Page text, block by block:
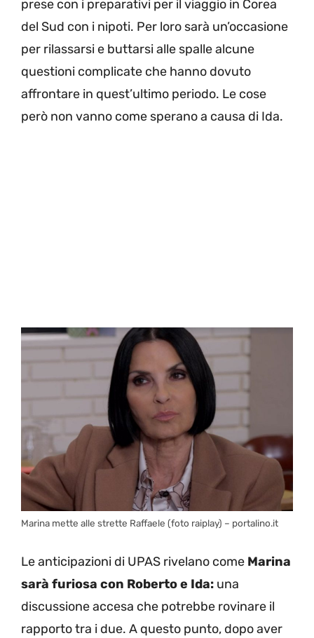
prese con i preparativi per il viaggio in Corea
del Sud con i nipoti. Per loro sarà un’occasione
per rilassarsi e buttarsi alle spalle alcune
questioni complicate che hanno dovuto
affrontare in quest’ultimo periodo. Le cose
però non vanno come sperano a causa di Ida.
Marina mette alle strette Raffaele (foto raiplay) – portalino.it
Le anticipazioni di UPAS rivelano come Marina
sarà furiosa con Roberto e Ida: una
discussione accesa che potrebbe rovinare il
rapporto tra i due. A questo punto, dopo aver